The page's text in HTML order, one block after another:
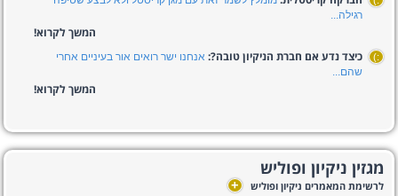
רגילה...
המשך לקרוא!
:) כיצד נדע אם חברת הניקיון טובה?: אנחנו ישר רואים אור בעיניים אחרי
שהם...
המשך לקרוא!
מגזין ניקיון ופוליש
לרשימת המאמרים ניקיון ופוליש +